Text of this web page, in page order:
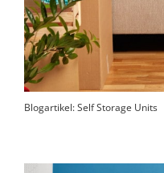
Blogartikel: Self Storage Units